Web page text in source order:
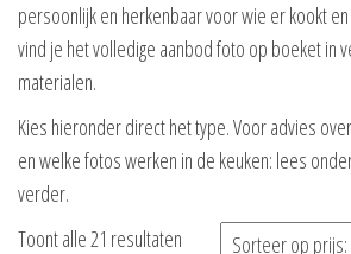
persoonlijk en herkenbaar voor wie er kookt
vind je het volledige aanbod foto op boeket in
materialen.
Kies hieronder direct het type. Voor advies
en welke fotos werken in de keuken: lees
verder.
Toont alle 21 resultaten Gesorteerd